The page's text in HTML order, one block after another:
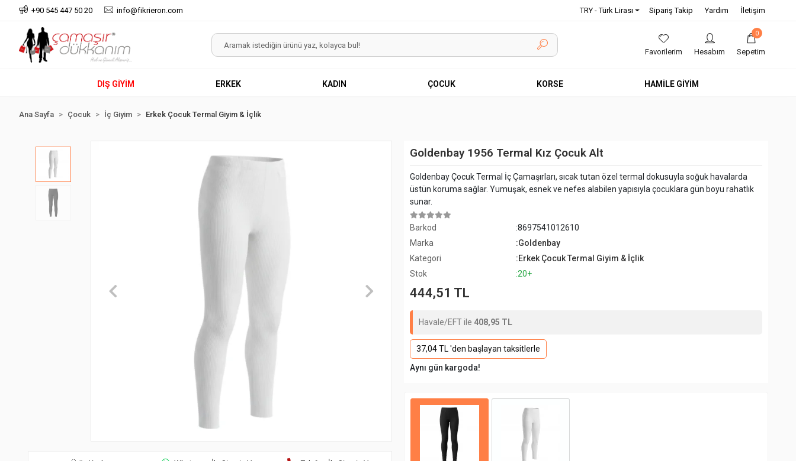
+90 545 447 50 20 info@fikrieron.com TRY - Türk Lirası Sipariş Takip Yardım İletişim
Favorilerim Hesabım
0
Sepetim
DIŞ GİYİM ERKEK KADIN ÇOCUK KORSE HAMİLE GİYİM
Ana Sayfa Çocuk İç Giyim Erkek Çocuk Termal Giyim & İçlik
Goldenbay 1956 Termal Kız Çocuk Alt
Goldenbay Çocuk Termal İç Çamaşırları, sıcak tutan özel termal dokusuyla soğuk havalarda
üstün koruma sağlar. Yumuşak, esnek ve nefes alabilen yapısıyla çocuklara gün boyu rahatlık
sunar.
Barkod
:8697541012610
Marka
:Goldenbay
Kategori
:Erkek Çocuk Termal Giyim & İçlik
Stok
:20+
444,51 TL
Havale/EFT ile 408,95 TL
37,04 TL 'den başlayan taksitlerle
Aynı gün kargoda!